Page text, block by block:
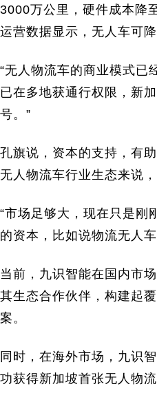
3000万公里，硬件成本降
运营数据显示，无人车可
“无人物流车的商业模式已
已在多地获通行权限，新
号。”
孔旗说，资本的支持，有
无人物流车行业生态来说
“市场足够大，现在只是刚
的资本，比如说物流无人
当前，九识智能在国内市
其生态合作伙伴，构建起
案。
同时，在海外市场，九识
功获得新加坡首张无人物